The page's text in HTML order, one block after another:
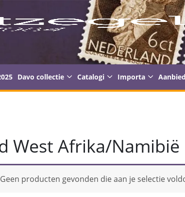
Davo collectie Catalogi Importa
West Afrika/Namibië
Geen producten gevonden die aan je selectie